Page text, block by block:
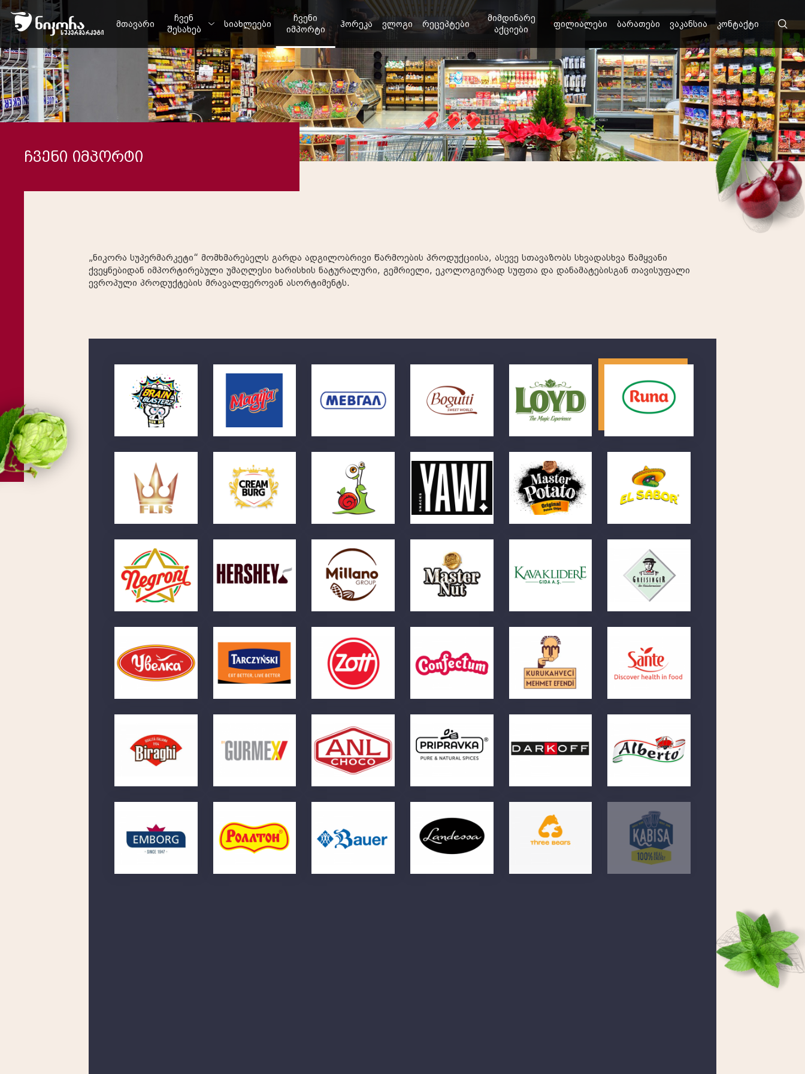
მთავარი
ჩვენ
შესახებ
სიახლეები
ჩვენი
იმპორტი
ჰორეკა ვლოგი რეცეპტები
მიმდინარე
აქციები
ფილიალები ბარათები ვაკანსია კონტაქტი
ჩვენი იმპორტი
„ნიკორა სუპერმარკეტი“ მომხმარებელს გარდა ადგილობრივი წარმოების პროდუქციისა, ასევე სთავაზობს სხვადასხვა წამყვანი
ქვეყნებიდან იმპორტირებული უმაღლესი ხარისხის ნატურალური, გემრიელი, ეკოლოგიურად სუფთა და დანამატებისგან თავისუფალი
ევროპული პროდუქტების მრავალფეროვან ასორტიმენტს.